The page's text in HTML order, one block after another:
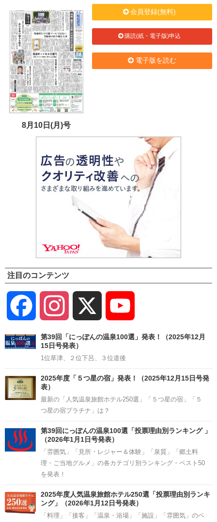
8月10日(月)号
会員登録(無料)
購読(紙・電子版)申込
電子版を読む
注目のコンテンツ
Facebook Instagram
Channel
第39回「にっぽんの温泉100選」発表！（2025年12月
15日号発表）
1位草津、２位下呂、３位道後
2025年度「５つ星の宿」発表！（2025年12月15日号発
表）
最新の「人気温泉旅館ホテル250選」「５つ星の宿」「５
つ星の宿プラチナ」は？
第39回にっぽんの温泉100選「投票理由別ランキング 」
（2026年1月1日号発表）
「雰囲気」「見所・レジャー＆体験」「泉質」「郷土料
理・ご当地グルメ」の各カテゴリ別ランキング・ベスト50
を発表！
2025年度人気温泉旅館ホテル250選「投票理由別ランキ
ング」（2026年1月12日号発表）
「料理」「接客」「温泉・浴場」「施設」「雰囲気」のベ